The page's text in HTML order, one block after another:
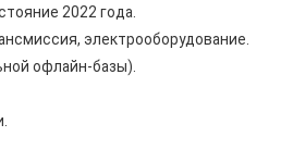
2022 года.
электрооборудование.
офлайн-базы).